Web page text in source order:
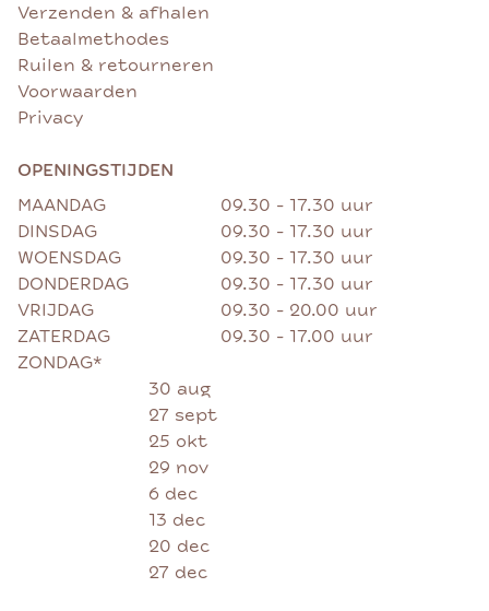
Verzenden & afhalen
Betaalmethodes
Ruilen & retourneren
Voorwaarden
Privacy
OPENINGSTIJDEN
MAANDAG
09.30 - 17.30 uur
DINSDAG
09.30 - 17.30 uur
WOENSDAG
09.30 - 17.30 uur
DONDERDAG
09.30 - 17.30 uur
VRIJDAG
09.30 - 20.00 uur
ZATERDAG
09.30 - 17.00 uur
ZONDAG*
30 aug
27 sept
25 okt
29 nov
6 dec
13 dec
20 dec
27 dec